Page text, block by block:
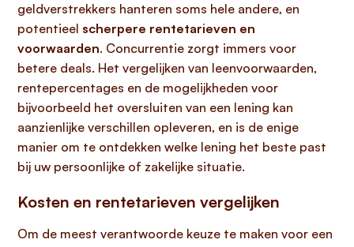
geldverstrekkers hanteren soms hele andere, en
potentieel scherpere rentetarieven en
voorwaarden. Concurrentie zorgt immers voor
betere deals. Het vergelijken van leenvoorwaarden,
rentepercentages en de mogelijkheden voor
bijvoorbeeld het oversluiten van een lening kan
aanzienlijke verschillen opleveren, en is de enige
manier om te ontdekken welke lening het beste past
bij uw persoonlijke of zakelijke situatie.
Kosten en rentetarieven vergelijken
Om de meest verantwoorde keuze te maken voor een